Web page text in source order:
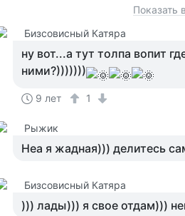
Показать
Бизсовисный Катяра
ну вот...а тут толпа вопит
ними?)))))))
9 лет 1
Рыжик
Неа я жадная))) делитесь
Бизсовисный Катяра
))) лады))) я свое отдам)))